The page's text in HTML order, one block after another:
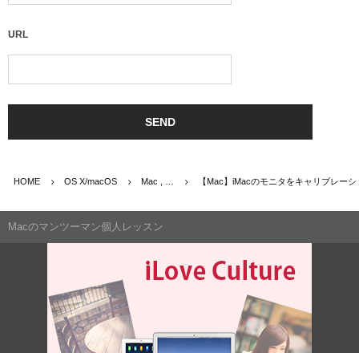
URL
HOME OS X/macOS Mac , … 【Mac】iMacのモニタをキャリブレー
Macのマンツーマン個人レッスン